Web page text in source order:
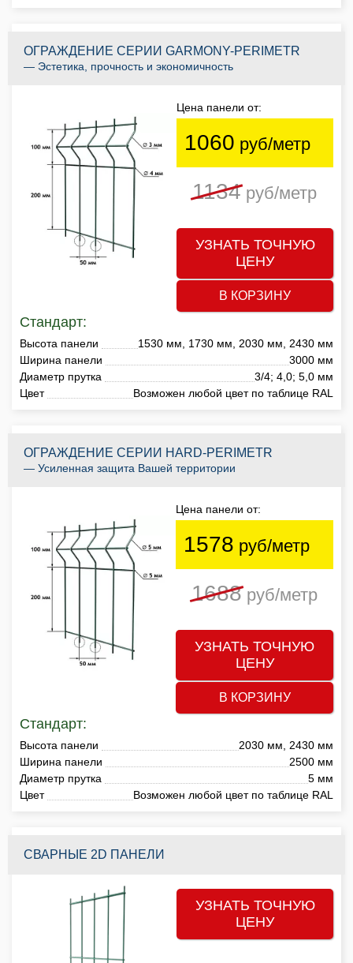
ОГРАЖДЕНИЕ СЕРИИ GARMONY-PERIMETR
— Эстетика, прочность и экономичность
Цена панели от:
1060 руб/метр
1134руб/метр
УЗНАТЬ ТОЧНУЮ
ЦЕНУ
В КОРЗИНУ
Стандарт:
Высота панели
1530 мм, 1730 мм, 2030 мм, 2430 мм
Ширина панели
3000 мм
Диаметр прутка
3/4; 4,0; 5,0 мм
Цвет
Возможен любой цвет по таблице RAL
ОГРАЖДЕНИЕ СЕРИИ HARD-PERIMETR
— Усиленная защита Вашей территории
Цена панели от:
1578 руб/метр
1688руб/метр
УЗНАТЬ ТОЧНУЮ
ЦЕНУ
В КОРЗИНУ
Стандарт:
Высота панели
2030 мм, 2430 мм
Ширина панели
2500 мм
Диаметр прутка
5 мм
Цвет
Возможен любой цвет по таблице RAL
СВАРНЫЕ 2D ПАНЕЛИ
УЗНАТЬ ТОЧНУЮ
ЦЕНУ